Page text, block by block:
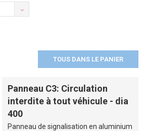
TOUS DANS LE PANIER
Panneau C3: Circulation
interdite à tout véhicule - dia
400
Panneau de signalisation en aluminium